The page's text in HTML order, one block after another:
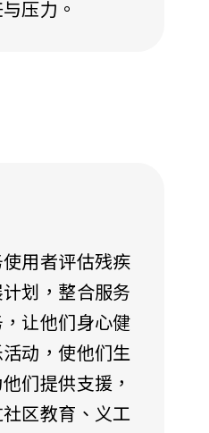
压力。
用者评估残疾
划，整合服务
让他们身心健
动，使他们生
们提供支援，
区教育、义工